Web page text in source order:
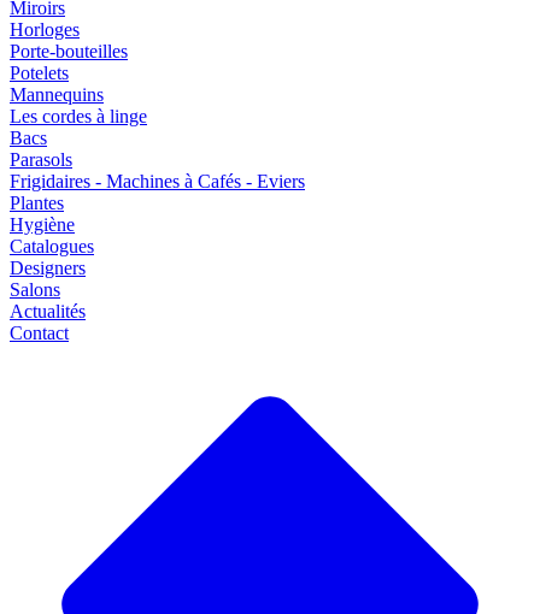
Miroirs
Horloges
Porte-bouteilles
Potelets
Mannequins
Les cordes à linge
Bacs
Parasols
Frigidaires - Machines à Cafés - Eviers
Plantes
Hygiène
Catalogues
Designers
Salons
Actualités
Contact